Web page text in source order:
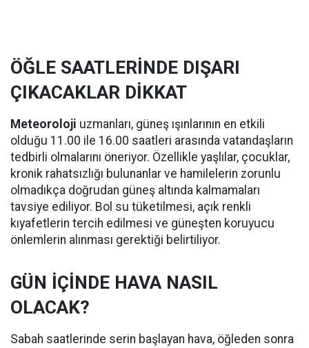
ÖĞLE SAATLERİNDE DIŞARI
ÇIKACAKLAR DİKKAT
Meteoroloji uzmanları, güneş ışınlarının en etkili
olduğu 11.00 ile 16.00 saatleri arasında vatandaşların
tedbirli olmalarını öneriyor. Özellikle yaşlılar, çocuklar,
kronik rahatsızlığı bulunanlar ve hamilelerin zorunlu
olmadıkça doğrudan güneş altında kalmamaları
tavsiye ediliyor. Bol su tüketilmesi, açık renkli
kıyafetlerin tercih edilmesi ve güneşten koruyucu
önlemlerin alınması gerektiği belirtiliyor.
GÜN İÇİNDE HAVA NASIL
OLACAK?
Sabah saatlerinde serin başlayan hava, öğleden sonra